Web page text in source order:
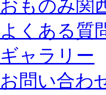
おものみ関
よくある質
ギャラリー
お問い合わ